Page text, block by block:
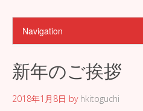
新年のご挨拶
2018年1月8日 by hkitoguchi